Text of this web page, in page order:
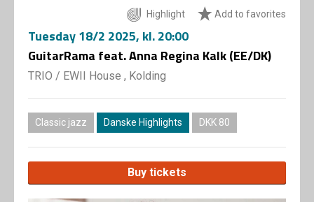
VINTERJAZZ
Themes
LOCATIONS
App
SHOP
Highlight Add to favorites
Tuesday18/2 2025, kl. 20:00
GuitarRama feat. Anna Regina Kalk (EE/DK)
TRIO / EWII House , Kolding
Classic jazz Danske Highlights DKK 80
Buy tickets